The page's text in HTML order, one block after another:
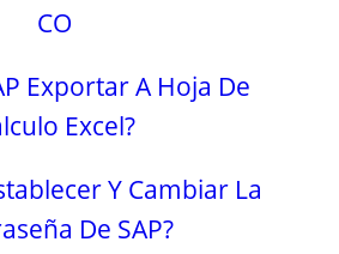
CO
Exportar A Hoja De
Excel?
Y Cambiar La
De SAP?